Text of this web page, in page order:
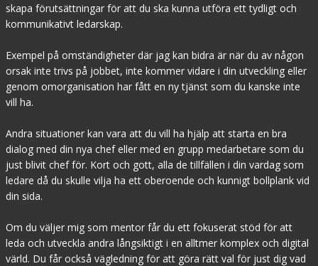
skapa förutsättningar för att du ska kunna utföra ett tydligt och
kommunikativt ledarskap.
Exempel på omständigheter där jag kan bidra är när du av någon
orsak inte trivs på jobbet, inte kommer vidare i din utveckling eller
genom omorganisation har fått en ny tjänst som du kanske inte
vill ha.
Andra situationer kan vara att du vill ha hjälp att starta en bra
dialog med din nya chef eller med en grupp medarbetare som du
just blivit chef för. Kort och gott, alla de tillfällen i din vardag som
ledare då du skulle vilja ha ett oberoende och kunnigt bollplank vid
din sida.
Om du väljer mig som mentor får du ett fokuserat stöd för att
leda och utveckla andra långsiktigt i en alltmer komplex och digital
värld. Du får också vägledning för att göra rätt val för just dig vad